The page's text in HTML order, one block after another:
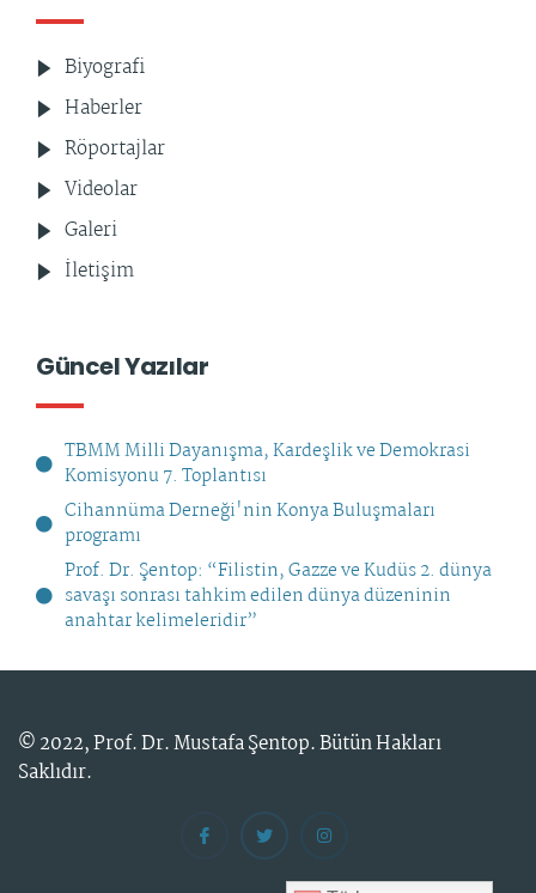
Biyografi
Haberler
Röportajlar
Videolar
Galeri
İletişim
Güncel Yazılar
TBMM Milli Dayanışma, Kardeşlik ve Demokrasi
Komisyonu 7. Toplantısı
Cihannüma Derneği'nin Konya Buluşmaları
programı
Prof. Dr. Şentop: “Filistin, Gazze ve Kudüs 2. dünya
savaşı sonrası tahkim edilen dünya düzeninin
anahtar kelimeleridir”
© 2022,Prof. Dr. Mustafa Şentop. Bütün Hakları
Saklıdır.